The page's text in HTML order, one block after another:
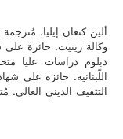
ألين كنعان إيليا،
وكالة زينيت. حائزة
دبلوم دراسات عليا
اللّبنانية. حائزة على
التثقيف الديني